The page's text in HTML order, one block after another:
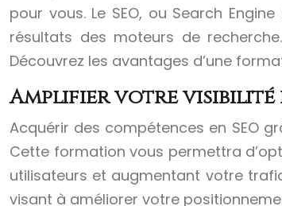
pour vous. Le SEO, ou Search
résultats des moteurs de
Découvrez les avantages d’une
Amplifier votre visibilité
Acquérir des compétences en SEO
Cette formation vous permettra
utilisateurs et augmentant votre
visant à améliorer votre